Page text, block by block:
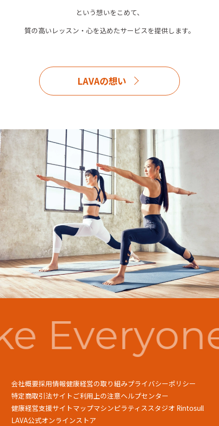
という想いをこめて、
質の高いレッスン・心を込めたサービスを提供します。
LAVAの想い
会社概要採用情報健康経営の取り組みプライバシーポリシー
特定商取引法サイトご利用上の注意ヘルプセンター
健康経営支援サイトマップマシンピラティススタジオ Rintosull
LAVA公式オンラインストア